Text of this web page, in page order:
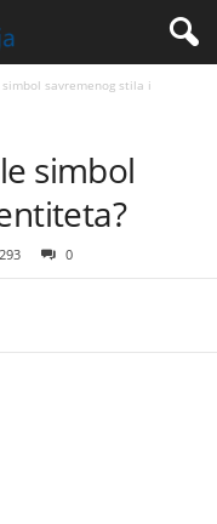
savremenog stila i
simbol
293 0